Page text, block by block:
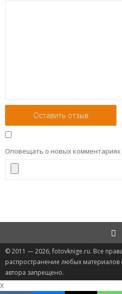
Оповещать о новых комментариях
© 2011 — 2026, fotovknige.ru. Все
распространение любых материалов
автора запрещено.
X